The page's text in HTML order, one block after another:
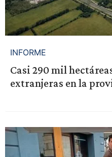
INFORME
Casi 290 mil
extranjeras en la